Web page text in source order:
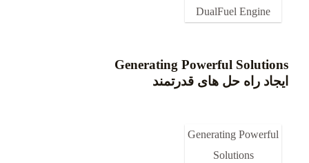
DualFuel Engine
Generating Powerful Solutions
ایجاد راه حل های قدرتمند
Generating Powerful
Solutions